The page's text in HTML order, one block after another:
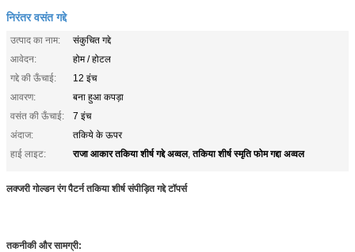
निरंतर वसंत गद्दे
उत्पाद का नाम:
संकुचित गद्दे
आवेदन:
होम / होटल
गद्दे की ऊँचाई:
12 इंच
आवरण:
बना हुआ कपड़ा
वसंत की ऊँचाई:
7 इंच
अंदाज:
तकिये के ऊपर
हाई लाइट:
राजा आकार तकिया शीर्ष गद्दे अव्वल,तकिया शीर्ष स्मृति फोम गद्दा अव्वल
लक्जरी गोल्डन रंग पैटर्न तकिया शीर्ष संपीड़ित गद्दे टॉपर्स
तकनीकी और सामग्री: